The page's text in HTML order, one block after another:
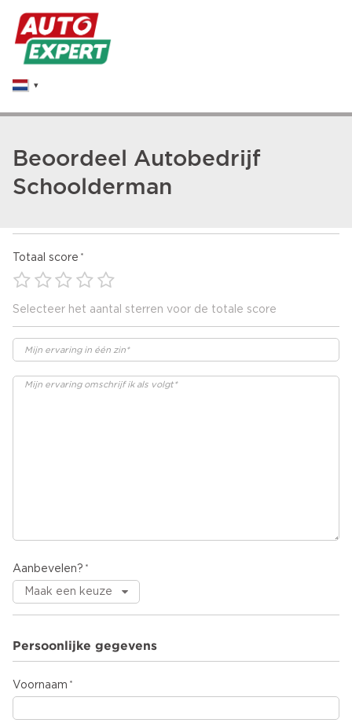
Beoordeel Autobedrijf
Schoolderman
Totaal score
Selecteer het aantal sterren voor de totale score
Aanbevelen?
Persoonlijke gegevens
Voornaam